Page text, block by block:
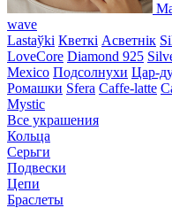
wave
Lastaўki Кветкі Асветнiк
LoveCore Diamond 925
Mexico Подсолнухи Цар-
Ромашки Sfera Caffe-latte
Mystic
Все украшения
Кольца
Серьги
Подвески
Цепи
Браслеты